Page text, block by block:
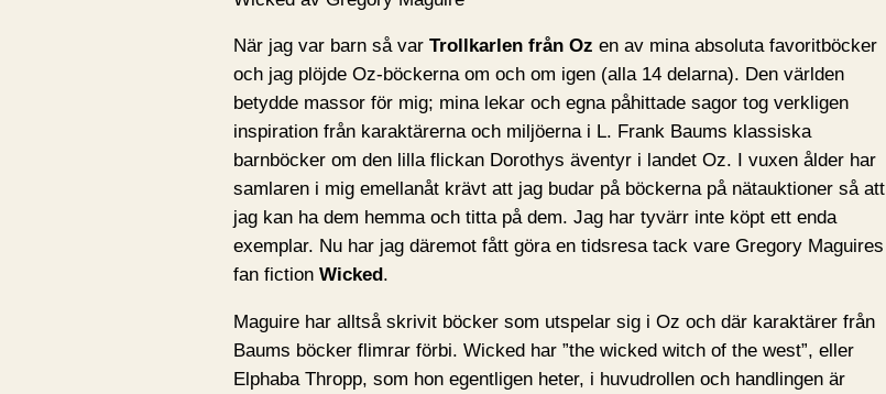
När jag var barn så var Trollkarlen från Oz en av mina absoluta favoritböcker
och jag plöjde Oz-böckerna om och om igen (alla 14 delarna). Den världen
betydde massor för mig; mina lekar och egna påhittade sagor tog verkligen
inspiration från karaktärerna och miljöerna i L. Frank Baums klassiska
barnböcker om den lilla flickan Dorothys äventyr i landet Oz. I vuxen ålder har
samlaren i mig emellanåt krävt att jag budar på böckerna på nätauktioner så att
jag kan ha dem hemma och titta på dem. Jag har tyvärr inte köpt ett enda
exemplar. Nu har jag däremot fått göra en tidsresa tack vare Gregory Maguires
fan fiction Wicked .
Maguire har alltså skrivit böcker som utspelar sig i Oz och där karaktärer från
Baums böcker flimrar förbi. Wicked har ”the wicked witch of the west”, eller
Elphaba Thropp, som hon egentligen heter, i huvudrollen och handlingen är